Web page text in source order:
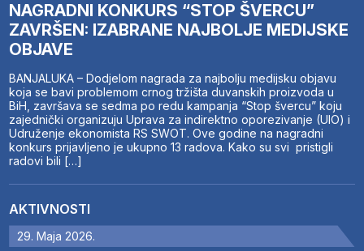
NAGRADNI KONKURS “STOP ŠVERCU”
ZAVRŠEN: IZABRANE NAJBOLJE MEDIJSKE
OBJAVE
BANJALUKA – Dodjelom nagrada za najbolju medijsku objavu
koja se bavi problemom crnog tržišta duvanskih proizvoda u
BiH, završava se sedma po redu kampanja “Stop švercu” koju
zajednički organizuju Uprava za indirektno oporezivanje (UIO) i
Udruženje ekonomista RS SWOT. Ove godine na nagradni
konkurs prijavljeno je ukupno 13 radova. Kako su svi pristigli
radovi bili […]
AKTIVNOSTI
29. Maja 2026.